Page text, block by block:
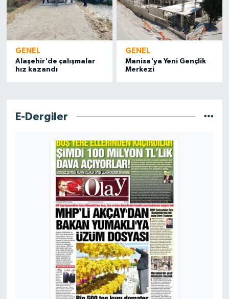
GENEL
Alaşehir'de çalışmalar
hız kazandı
GENEL
Manisa'ya Yeni Gençlik
Merkezi
E-Dergiler